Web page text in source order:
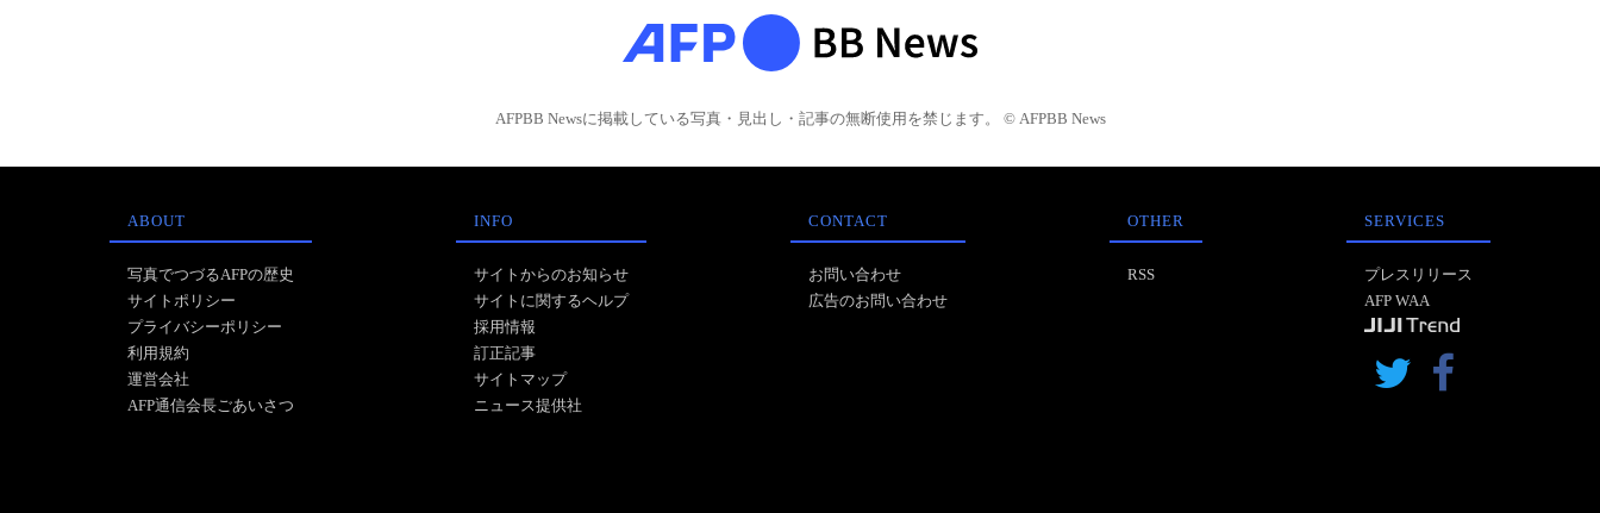
AFPBB Newsに掲載している写真・見出し・記事の無断使用を禁じます。 © AFPBB News
ABOUT
写真でつづるAFPの歴史
サイトポリシー
プライバシーポリシー
利用規約
運営会社
AFP通信会長ごあいさつ
INFO
サイトからのお知らせ
サイトに関するヘルプ
採用情報
訂正記事
サイトマップ
ニュース提供社
CONTACT
お問い合わせ
広告のお問い合わせ
OTHER
RSS
SERVICES
プレスリリース
AFP WAA